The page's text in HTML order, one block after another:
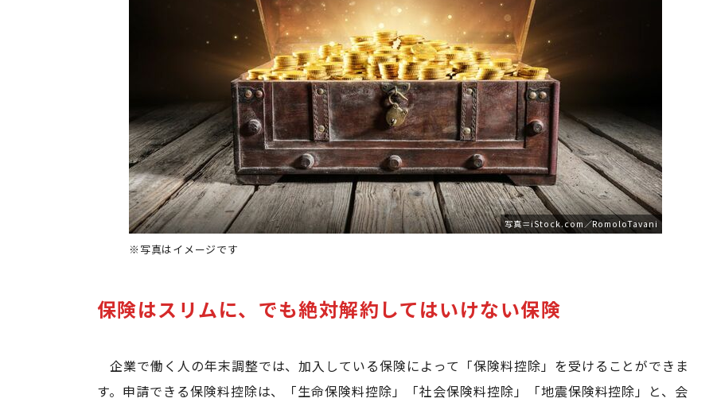
写真＝iStock.com／RomoloTavani
※写真はイメージです
保険はスリムに、でも絶対解約してはいけない保険
企業で働く人の年末調整では、加入している保険によって「保険料控除」を受けることができま
す。申請できる保険料控除は、「生命保険料控除」「社会保険料控除」「地震保険料控除」と、会